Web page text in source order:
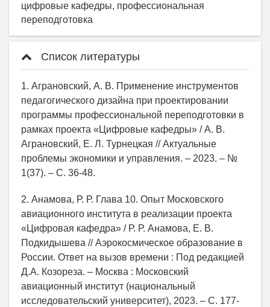
цифровые кафедры, профессиональная
переподготовка
Список литературы
1. Аграновский, А. В. Применение инструментов
педагогического дизайна при проектировании
программы профессиональной переподготовки в
рамках проекта «Цифровые кафедры» / А. В.
Аграновский, Е. Л. Турнецкая // Актуальные
проблемы экономики и управления. – 2023. – №
1(37). – С. 36-48.
2. Анамова, Р. Р. Глава 10. Опыт Московского
авиационного института в реализации проекта
«Цифровая кафедра» / Р. Р. Анамова, Е. В.
Подкидышева // Аэрокосмическое образование в
России. Ответ на вызов времени : Под редакцией
Д.А. Козореза. – Москва : Московский
авиационный институт (национальный
исследовательский университет), 2023. – С. 177-